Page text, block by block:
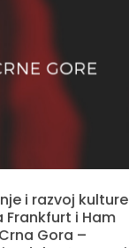
i razvoj kulture
i Ham
Gora –